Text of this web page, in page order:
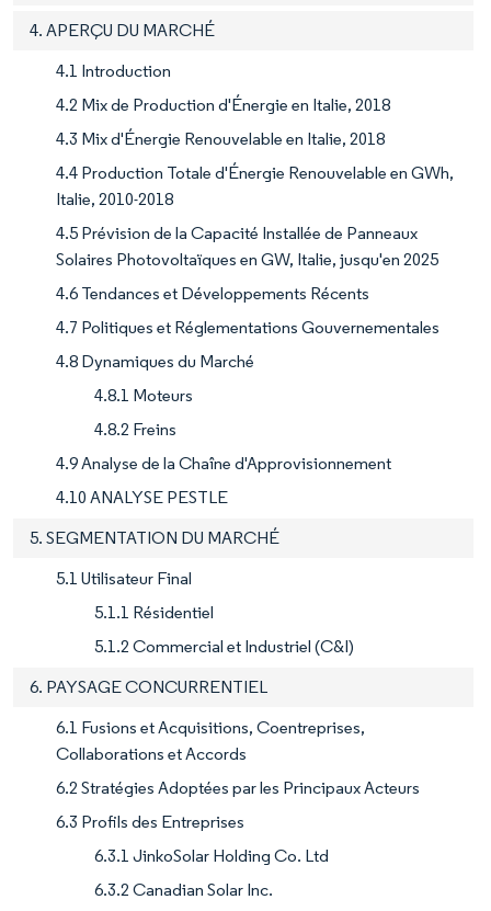
4. APERÇU DU MARCHÉ
4.1 Introduction
4.2 Mix de Production d'Énergie en Italie, 2018
4.3 Mix d'Énergie Renouvelable en Italie, 2018
4.4 Production Totale d'Énergie Renouvelable en GWh,
Italie, 2010-2018
4.5 Prévision de la Capacité Installée de Panneaux
Solaires Photovoltaïques en GW, Italie, jusqu'en 2025
4.6 Tendances et Développements Récents
4.7 Politiques et Réglementations Gouvernementales
4.8 Dynamiques du Marché
4.8.1 Moteurs
4.8.2 Freins
4.9 Analyse de la Chaîne d'Approvisionnement
4.10 ANALYSE PESTLE
5. SEGMENTATION DU MARCHÉ
5.1 Utilisateur Final
5.1.1 Résidentiel
5.1.2 Commercial et Industriel (C&I)
6. PAYSAGE CONCURRENTIEL
6.1 Fusions et Acquisitions, Coentreprises,
Collaborations et Accords
6.2 Stratégies Adoptées par les Principaux Acteurs
6.3 Profils des Entreprises
6.3.1 JinkoSolar Holding Co. Ltd
6.3.2 Canadian Solar Inc.